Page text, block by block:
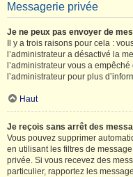
Messagerie privée
Je ne peux pas envoyer de
Il y a trois raisons pour cela :
l’administrateur a désactivé la
l’administrateur vous a
l’administrateur pour plus
Haut
Je reçois sans arrêt des
Vous pouvez supprimer
en utilisant les filtres de
privée. Si vous recevez des
particulier, rapportez les